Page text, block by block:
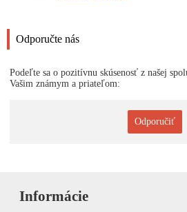
Odporučte nás
Podeľte sa o pozitívnu skúsenosť z našej
Vašim známym a priateľom:
Odporučiť
Informácie